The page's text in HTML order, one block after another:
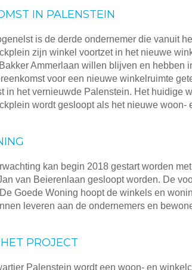
IN PALENSTEIN
is de derde ondernemer die vanuit
zijn winkel voortzet in het nieuwe
Ammerlaan willen blijven en hebben
voor een nieuwe winkelruimte
in het vernieuwde Palenstein. Het huidige
wordt gesloopt als het nieuwe woon-
kan begin 2018 gestart worden
van Beierenlaan gesloopt worden. De
Goede Woning hoopt de winkels en
leveren aan de ondernemers en
PROJECT
Palenstein wordt een woon- en